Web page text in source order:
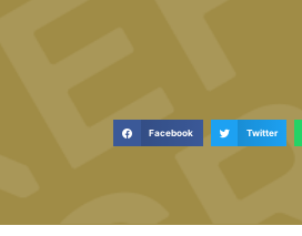
Facebook Twitter